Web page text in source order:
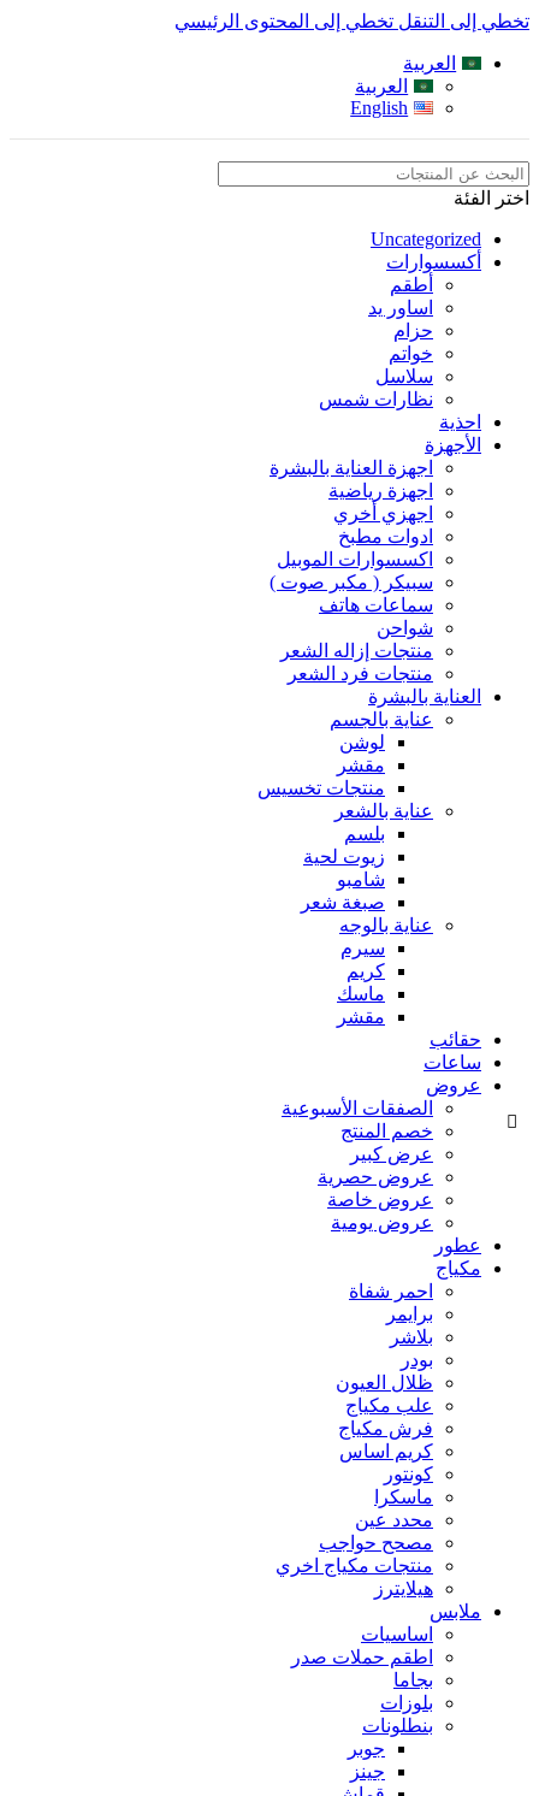
تخطي إلى التنقل تخطي إلى المحتوى الرئيسي
العربية
العربية
English
اختر الفئة
Uncategorized
أكسسوارات
أطقم
اساور يد
حزام
خواتم
سلاسل
نظارات شمس
احذية
الأجهزة
اجهزة العناية بالبشرة
اجهزة رياضية
اجهزي أخري
ادوات مطبخ
اكسسوارات الموبيل
سبيكر ( مكبر صوت )
سماعات هاتف
شواحن
منتجات إزاله الشعر
منتجات فرد الشعر
العناية بالبشرة
عناية بالجسم
لوشن
مقشر
منتجات تخسيس
عناية بالشعر
بلسم
زيوت لحية
شامبو
صبغة شعر
عناية بالوجه
سيرم
كريم
ماسك
مقشر
حقائب
ساعات
عروض
الصفقات الأسبوعية
خصم المنتج
عرض كبير
عروض حصرية
عروض خاصة
عروض يومية
عطور
مكياج
احمر شفاة
برايمر
بلاشر
بودر
ظلال العيون
علب مكياج
فرش مكياج
كريم اساس
كونتور
ماسكرا
محدد عين
مصحح حواجب
منتجات مكياج اخري
هيلايترز
ملابس
اساسيات
اطقم حملات صدر
بجاما
بلوزات
بنطلونات
جوبر
جينز